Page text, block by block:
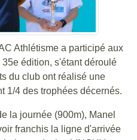
Athlétisme a participé aux
édition, s'étant déroulé
du club ont réalisé une
1/4 des trophées décernés.
la journée (900m), Manel
franchis la ligne d'arrivée